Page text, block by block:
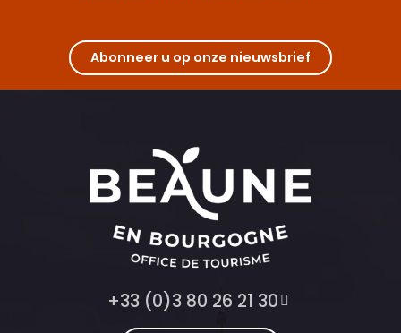
Abonneer u op onze nieuwsbrief
+33 (0)3 80 26 21 30